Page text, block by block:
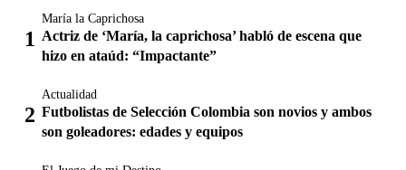
María la Caprichosa
Actriz de ‘María, la caprichosa’ habló de escena que
hizo en ataúd: “Impactante”
Actualidad
Futbolistas de Selección Colombia son novios y ambos
son goleadores: edades y equipos